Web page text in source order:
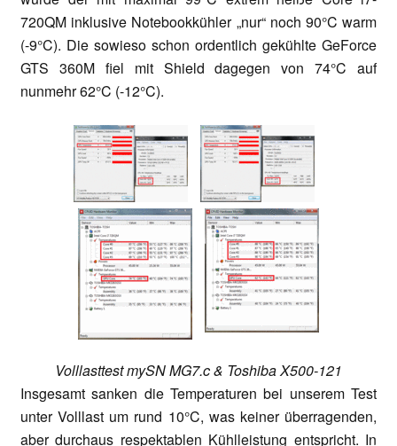
720QM inklusive Notebookkühler „nur“ noch 90°C warm
(-9°C). Die sowieso schon ordentlich gekühlte GeForce
GTS 360M fiel mit Shield dagegen von 74°C auf
nunmehr 62°C (-12°C).
Volllasttest mySN MG7.c & Toshiba X500-121
Insgesamt sanken die Temperaturen bei unserem Test
unter Volllast um rund 10°C, was keiner überragenden,
aber durchaus respektablen Kühlleistung entspricht. In